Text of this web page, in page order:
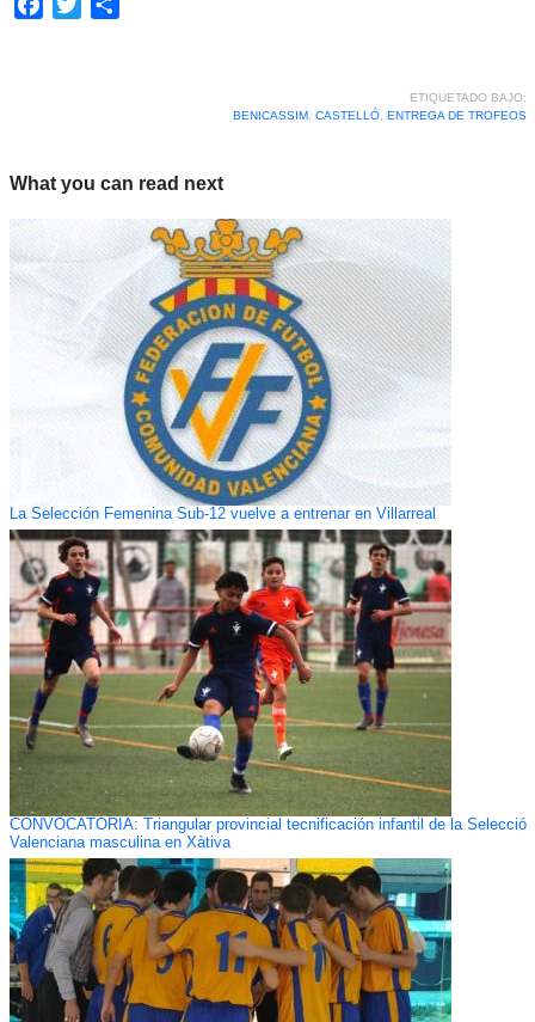
ETIQUETADO BAJO:
BENICASSIM, CASTELLÓ, ENTREGA DE TROFEOS
What you can read next
La Selección Femenina Sub-12 vuelve a entrenar en Villarreal
CONVOCATORIA: Triangular provincial tecnificación infantil de la Selecció
Valenciana masculina en Xàtiva